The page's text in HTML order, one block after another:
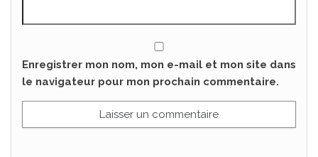
Enregistrer mon nom, mon e-mail et mon site dans
le navigateur pour mon prochain commentaire.